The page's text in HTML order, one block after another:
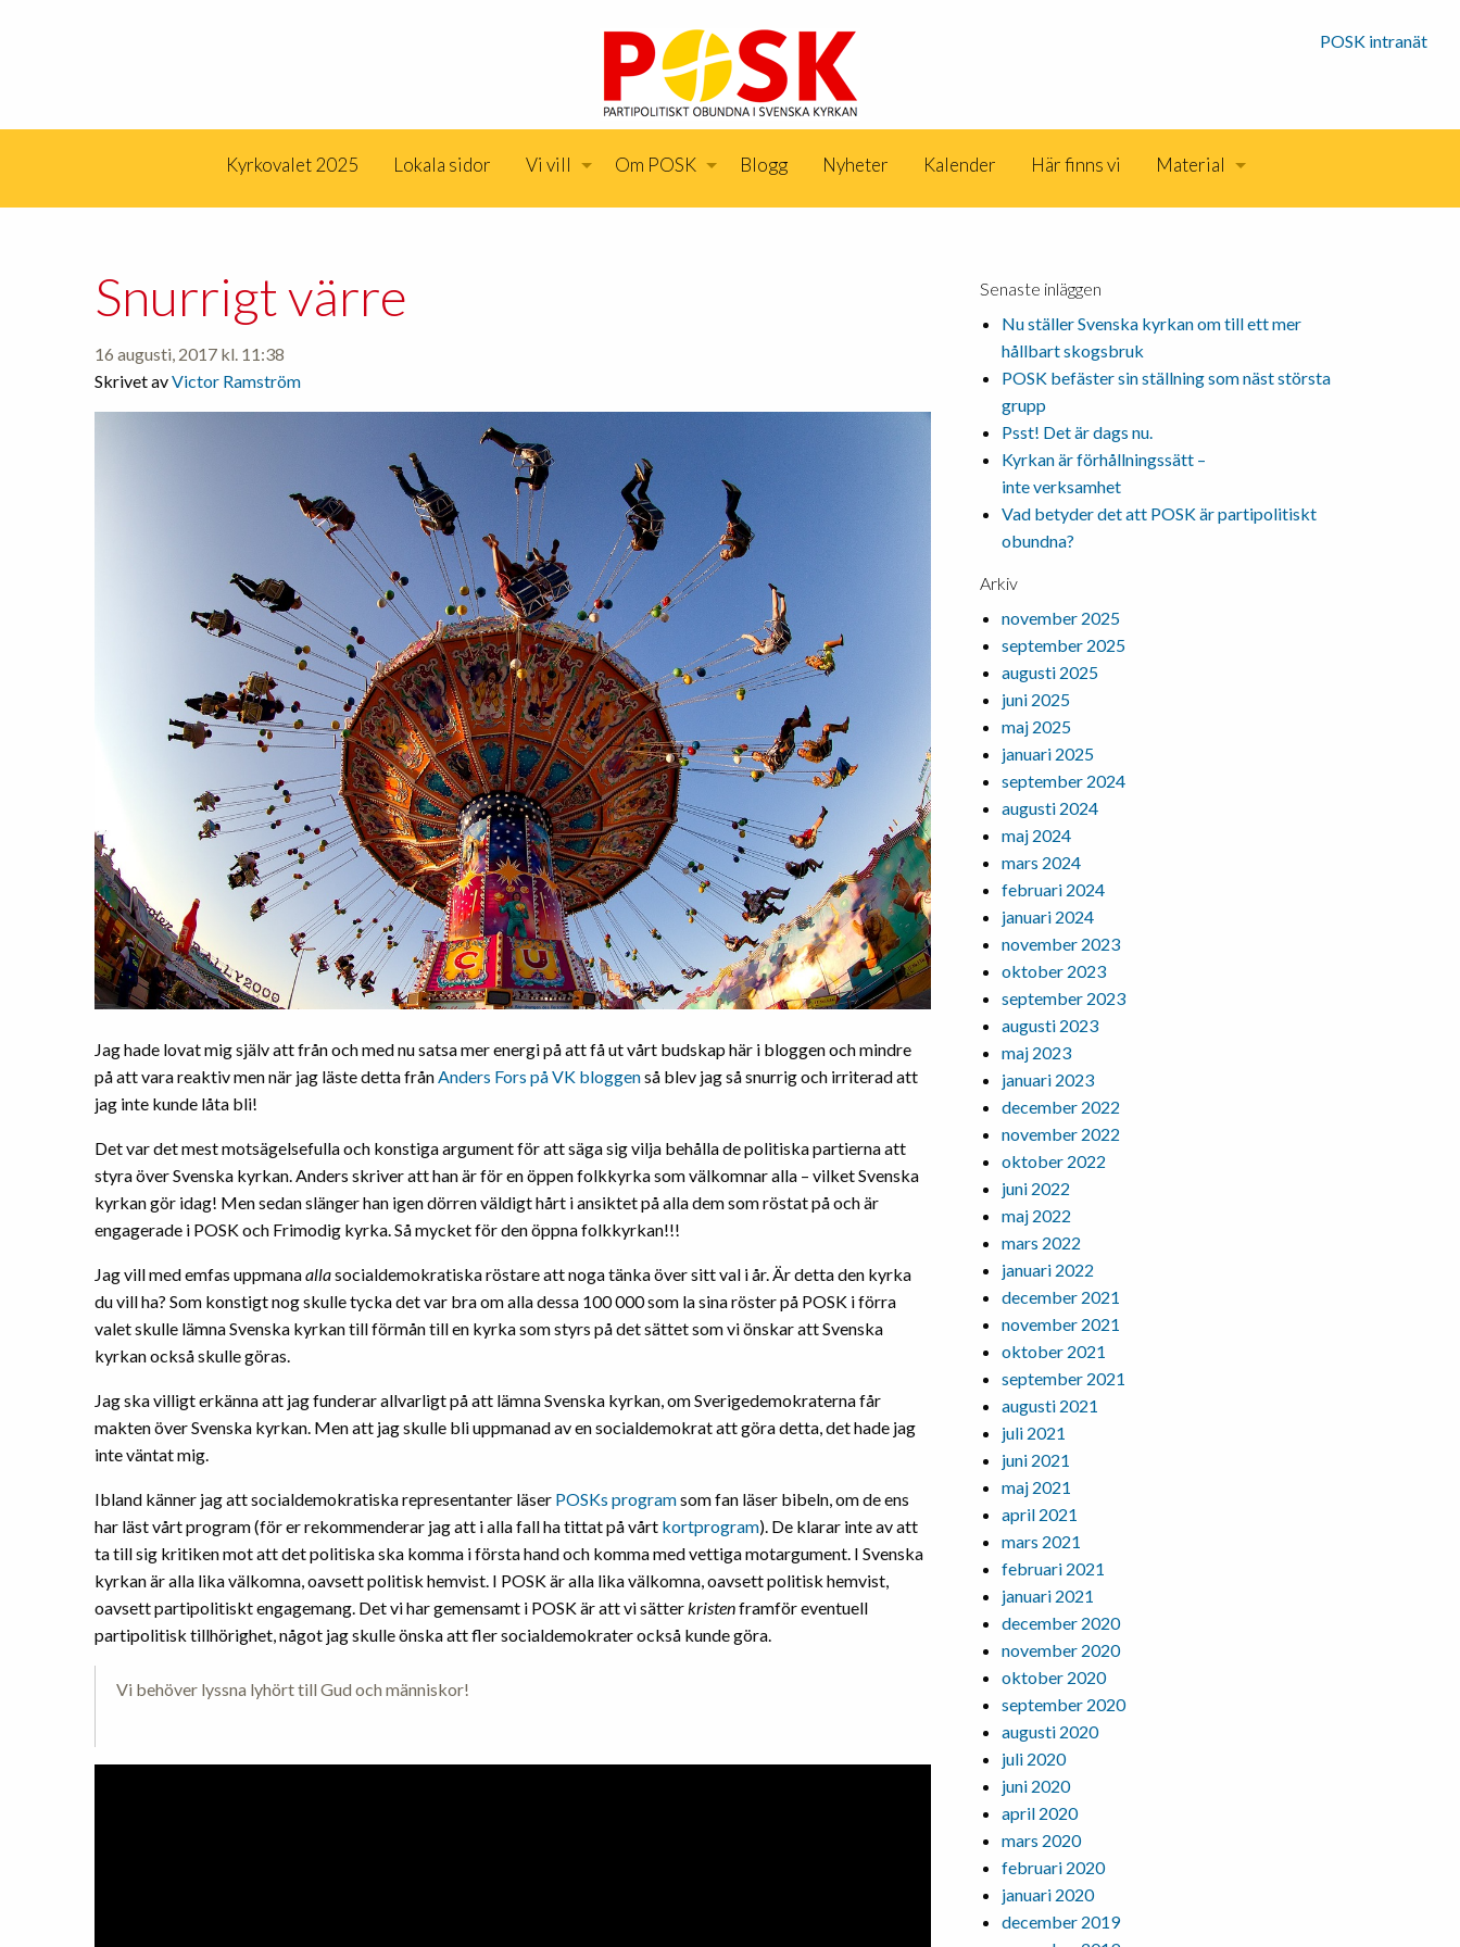
POSK intranät
Kyrkovalet 2025 Lokala sidor Vi vill Om POSK Blogg Nyheter Kalender Här finns vi Material
Snurrigt värre
16 augusti, 2017 kl. 11:38
Skrivet avVictor Ramström
Jag hade lovat mig själv att från och med nu satsa mer energi på att få ut vårt budskap här i bloggen och mindre
på att vara reaktiv men när jag läste detta frånAnders Fors på VK bloggenså blev jag så snurrig och irriterad att
jag inte kunde låta bli!
Det var det mest motsägelsefulla och konstiga argument för att säga sig vilja behålla de politiska partierna att
styra över Svenska kyrkan. Anders skriver att han är för en öppen folkkyrka som välkomnar alla – vilket Svenska
kyrkan gör idag! Men sedan slänger han igen dörren väldigt hårt i ansiktet på alla dem som röstat på och är
engagerade i POSK och Frimodig kyrka. Så mycket för den öppna folkkyrkan!!!
Jag vill med emfas uppmanaallasocialdemokratiska röstare att noga tänka över sitt val i år. Är detta den kyrka
du vill ha? Som konstigt nog skulle tycka det var bra om alla dessa 100 000 som la sina röster på POSK i förra
valet skulle lämna Svenska kyrkan till förmån till en kyrka som styrs på det sättet som vi önskar att Svenska
kyrkan också skulle göras.
Jag ska villigt erkänna att jag funderar allvarligt på att lämna Svenska kyrkan, om Sverigedemokraterna får
makten över Svenska kyrkan. Men att jag skulle bli uppmanad av en socialdemokrat att göra detta, det hade jag
inte väntat mig.
Ibland känner jag att socialdemokratiska representanter läser POSKs programsom fan läser bibeln, om de ens
har läst vårt program (för er rekommenderar jag att i alla fall ha tittat på vårt kortprogram). De klarar inte av att
ta till sig kritiken mot att det politiska ska komma i första hand och komma med vettiga motargument. I Svenska
kyrkan är alla lika välkomna, oavsett politisk hemvist. I POSK är alla lika välkomna, oavsett politisk hemvist,
oavsett partipolitiskt engagemang. Det vi har gemensamt i POSK är att vi sätterkristenframför eventuell
partipolitisk tillhörighet, något jag skulle önska att fler socialdemokrater också kunde göra.
Vi behöver lyssna lyhört till Gud och människor!
Senaste inläggen
Nu ställer Svenska kyrkan om till ett mer
hållbart skogsbruk
POSK befäster sin ställning som näst största
grupp
Psst! Det är dags nu.
Kyrkan är förhållningssätt –
inte verksamhet
Vad betyder det att POSK är partipolitiskt
obundna?
Arkiv
november 2025
september 2025
augusti 2025
juni 2025
maj 2025
januari 2025
september 2024
augusti 2024
maj 2024
mars 2024
februari 2024
januari 2024
november 2023
oktober 2023
september 2023
augusti 2023
maj 2023
januari 2023
december 2022
november 2022
oktober 2022
juni 2022
maj 2022
mars 2022
januari 2022
december 2021
november 2021
oktober 2021
september 2021
augusti 2021
juli 2021
juni 2021
maj 2021
april 2021
mars 2021
februari 2021
januari 2021
december 2020
november 2020
oktober 2020
september 2020
augusti 2020
juli 2020
juni 2020
april 2020
mars 2020
februari 2020
januari 2020
december 2019